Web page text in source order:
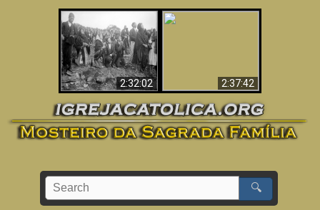
2:32:02
O Terceiro Segredo
de Fátima
2:37:42
🔍